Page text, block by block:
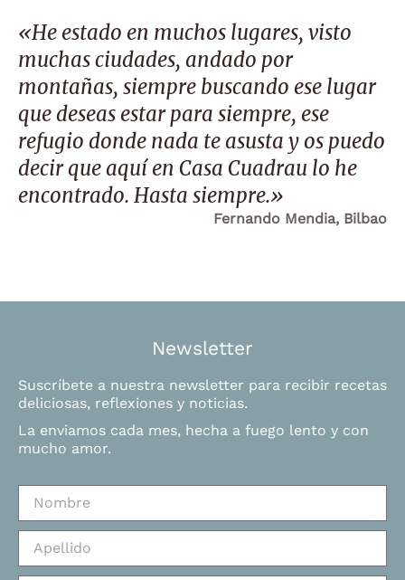
«He estado en muchos lugares, visto
muchas ciudades, andado por
montañas, siempre buscando ese lugar
que deseas estar para siempre, ese
refugio donde nada te asusta y os puedo
decir que aquí en Casa Cuadrau lo he
encontrado. Hasta siempre.»
Fernando Mendia, Bilbao
Newsletter
Suscríbete a nuestra newsletter para recibir recetas
deliciosas, reflexiones y noticias.
La enviamos cada mes, hecha a fuego lento y con
mucho amor.